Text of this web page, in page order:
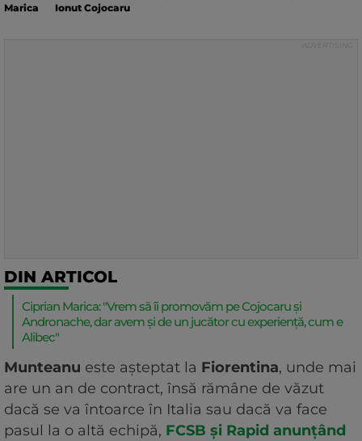
Marica
Ionut Cojocaru
DIN ARTICOL
Ciprian Marica: "Vrem să îi promovăm pe Cojocaru și
Andronache, dar avem și de un jucător cu experiență, cum e
Alibec"
Munteanu este așteptat la Fiorentina, unde mai
are un an de contract, însă rămâne de văzut
dacă se va întoarce în Italia sau dacă va face
pasul la o altă echipă, FCSB și Rapid anunțând